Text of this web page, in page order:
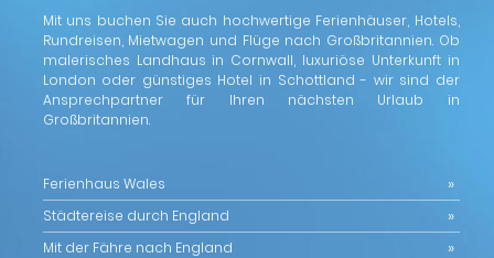
Mit uns buchen Sie auch hochwertige Ferienhäuser, Hotels,
Rundreisen, Mietwagen und Flüge nach Großbritannien. Ob
malerisches Landhaus in Cornwall, luxuriöse Unterkunft in
London oder günstiges Hotel in Schottland - wir sind der
Ansprechpartner für Ihren nächsten Urlaub in
Großbritannien.
Ferienhaus Wales
Städtereise durch England
Mit der Fähre nach England